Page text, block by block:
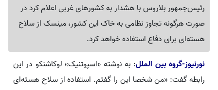
رئیس‌جمهور بلاروس با هشدار به کشورهای غربی اعلام کرد در
صورت هرگونه تجاوز نظامی به خاک این کشور، مینسک از سلاح
هسته‌ای برای دفاع استفاده خواهد کرد.
نورنیوز-گروه بین الملل: به نوشته «اسپوتنیک» لوکاشنکو در این
رابطه گفت: «من شخصا این را گفتم. استفاده از سلاح هسته‌ای